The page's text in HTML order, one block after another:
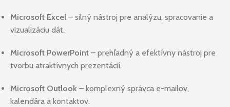
Microsoft Excel – silný nástroj pre analýzu, spracovanie a
vizualizáciu dát.
Microsoft PowerPoint – prehľadný a efektívny nástroj pre
tvorbu atraktívnych prezentácií.
Microsoft Outlook – komplexný správca e-mailov,
kalendára a kontaktov.